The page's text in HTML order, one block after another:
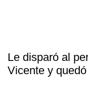
Le disparó al
Vicente y